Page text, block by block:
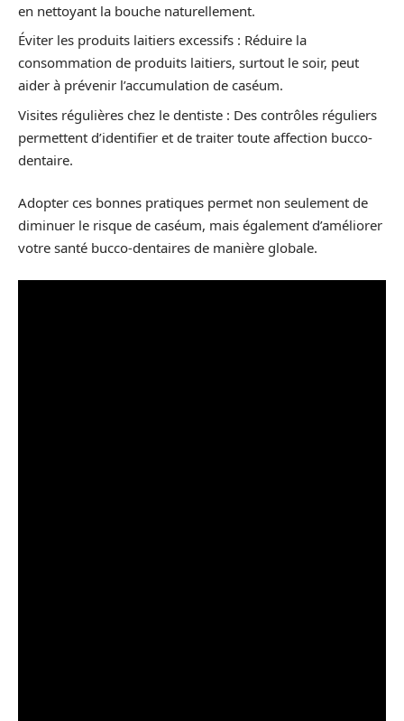
en nettoyant la bouche naturellement.
Éviter les produits laitiers excessifs : Réduire la
consommation de produits laitiers, surtout le soir, peut
aider à prévenir l’accumulation de caséum.
Visites régulières chez le dentiste : Des contrôles réguliers
permettent d’identifier et de traiter toute affection bucco-
dentaire.
Adopter ces bonnes pratiques permet non seulement de
diminuer le risque de caséum, mais également d’améliorer
votre santé bucco-dentaires de manière globale.